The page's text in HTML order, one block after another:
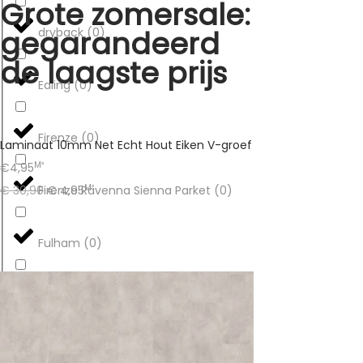
dryback (0)
Ealing(0)
Firenze (0)
Firenze Ravenna Sienna Parket (0)
Fulham (0)
Grote zomersale:
gegarandeerd
de laagste prijs
Laminaat 10mm Net Echt Hout Eiken V-groef
€4,95M²
€30,90 €4,95M²